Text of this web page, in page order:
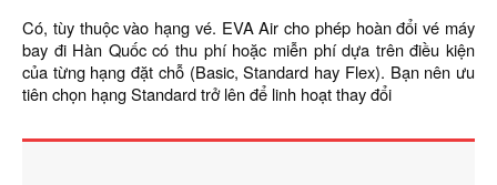
Có, tùy thuộc vào hạng vé. EVA Air cho phép hoàn đổi vé máy
bay đi Hàn Quốc có thu phí hoặc miễn phí dựa trên điều kiện
của từng hạng đặt chỗ (Basic, Standard hay Flex). Bạn nên ưu
tiên chọn hạng Standard trở lên để linh hoạt thay đổi